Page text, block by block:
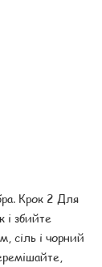
Крок 2 Для
і збийте
сіль і чорний